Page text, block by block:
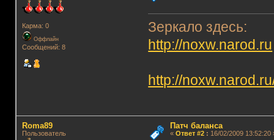
Карма: 0
Оффлайн
Сообщений: 8
Зеркало здесь:
http://noxw.narod.ru
http://
Roma89
Пользователь
Патч баланса
« Ответ #2: 16/02/2009 13:52:20